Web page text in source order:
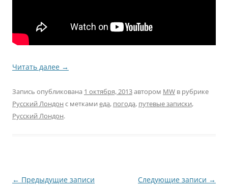
Читать далее →
Запись опубликована 1 октября, 2013автором MW в рубрике
Русский Лондон с метками еда, погода, путевые записки,
Русский Лондон.
Навигация
← Предыдущие записи Следующие записи →